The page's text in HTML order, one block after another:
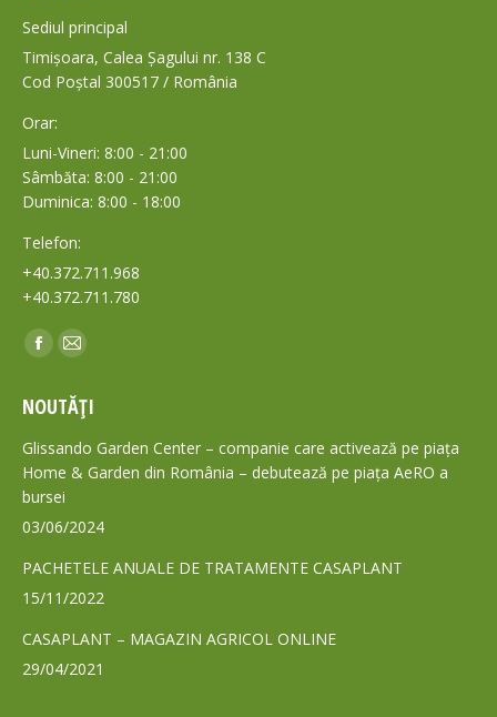
Sediul principal
Timișoara, Calea Șagului nr. 138 C
Cod Poștal 300517 / România
Orar:
Luni-Vineri: 8:00 - 21:00
Sâmbăta: 8:00 - 21:00
Duminica: 8:00 - 18:00
Telefon:
+40.372.711.968
+40.372.711.780
Find us on:
Facebook
opens
in
new
window
Mail
opens
in
new
NOUTĂȚI
Glissando Garden Center – companie care activează pe piața
Home & Garden din România – debutează pe piața AeRO a
bursei
03/06/2024
PACHETELE ANUALE DE TRATAMENTE CASAPLANT
15/11/2022
CASAPLANT – MAGAZIN AGRICOL ONLINE
29/04/2021